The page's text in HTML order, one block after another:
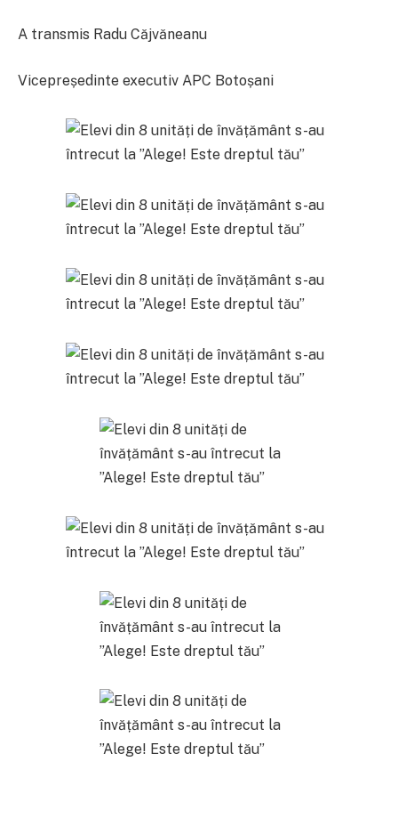
A transmis Radu Căjvăneanu
Vicepreședinte executiv APC Botoșani